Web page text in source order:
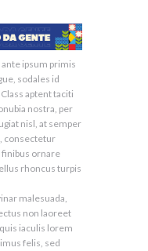
ipsum primis
sodales id
aptent taciti
nostra, per
nisl, at semper
consectetur
finibus ornare
rhoncus turpis
malesuada,
non laoreet
iaculis lorem
felis, sed